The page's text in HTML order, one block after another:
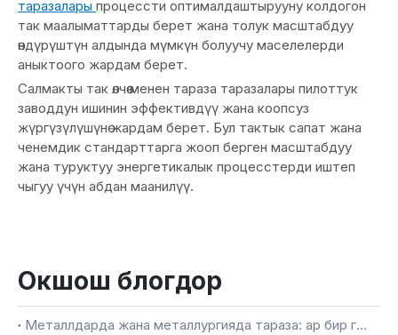
таразалары процессти оптималдаштырууну колдогон
так маалыматтарды берет жана толук масштабдуу
өндүрүштүн алдында мүмкүн болуучу маселелерди
аныктоого жардам берет.
Салмакты так өлчөө менен тараза таразалары пилоттук
заводдун ишинин эффективдүү жана коопсуз
жүргүзүлүшүнө жардам берет. Бул тактык сапат жана
ченемдик стандарттарга жооп берген масштабдуу
жана туруктуу энергетикалык процесстерди иштеп
чыгуу үчүн абдан маанилүү.
Окшош блогдор
Металлдарда жана металлургияда тараза: ар бир граммдагы тактык